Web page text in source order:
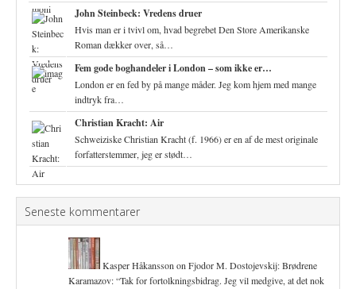
John Steinbeck: Vredens druer
Hvis man er i tvivl om, hvad begrebet Den Store Amerikanske
Roman dækker over, så…
Fem gode boghandeler i London – som ikke er…
London er en fed by på mange måder. Jeg kom hjem med mange
indtryk fra…
Christian Kracht: Air
Schweiziske Christian Kracht (f. 1966) er en af de mest originale
forfatterstemmer, jeg er stødt…
Seneste kommentarer
Kasper Håkansson on Fjodor M. Dostojevskij: Brødrene
Karamazov: “Tak for fortolkningsbidrag. Jeg vil medgive, at det nok